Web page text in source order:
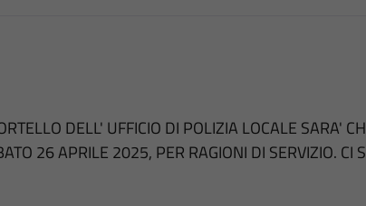
DELL' UFFICIO DI POLIZIA LOCALE SARA'
26 APRILE 2025, PER RAGIONI DI SERVIZIO. CI